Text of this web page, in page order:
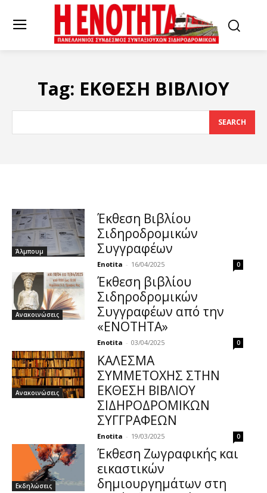
Tag: ΕΚΘΕΣΗ ΒΙΒΛΙΟΥ
SEARCH
Άλμπουμ
Έκθεση Βιβλίου
Σιδηροδρομικών
Συγγραφέων
Enotita - 16/04/2025 0
Ανακοινώσεις
Έκθεση βιβλίου
Σιδηροδρομικών
Συγγραφέων από την
«ΕΝΟΤΗΤΑ»
Enotita - 03/04/2025 0
Ανακοινώσεις
ΚΑΛΕΣΜΑ
ΣΥΜΜΕΤΟΧΗΣ ΣΤΗΝ
ΕΚΘΕΣΗ ΒΙΒΛΙΟΥ
ΣΙΔΗΡΟΔΡΟΜΙΚΩΝ
ΣΥΓΓΡΑΦΕΩΝ
Enotita - 19/03/2025 0
Εκδηλώσεις
Έκθεση Ζωγραφικής και
εικαστικών
δημιουργημάτων στη